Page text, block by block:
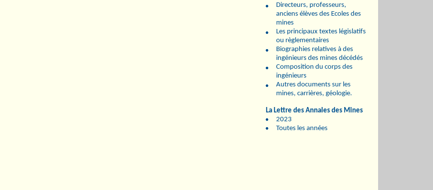
Directeurs, professeurs,
anciens élèves des Ecoles des
mines
Les principaux textes législatifs
ou règlementaires
Biographies relatives à des
ingénieurs des mines décédés
Composition du corps des
ingénieurs
Autres documents sur les
mines, carrières, géologie.
La Lettre des Annales des Mines
2023
Toutes les années